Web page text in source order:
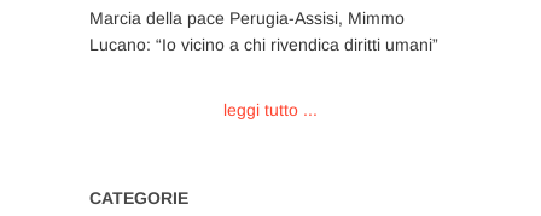
Marcia della pace Perugia-Assisi, Mimmo
Lucano: “Io vicino a chi rivendica diritti umani”
leggi tutto ...
CATEGORIE